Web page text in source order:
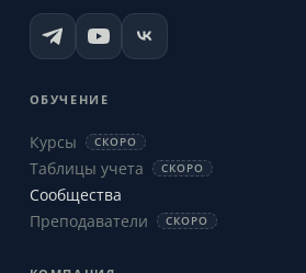
ОБУЧЕНИЕ
Курсы СКОРО
Таблицы учета СКОРО
Сообщества
Преподаватели
СКОРО